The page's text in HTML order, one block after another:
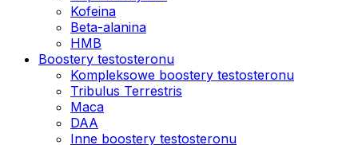
Kofeina
Beta-alanina
HMB
Boostery testosteronu
Kompleksowe boostery testosteronu
Tribulus Terrestris
Maca
DAA
Inne boostery testosteronu